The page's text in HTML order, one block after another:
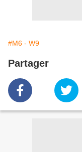
#M6 - W9
Partager